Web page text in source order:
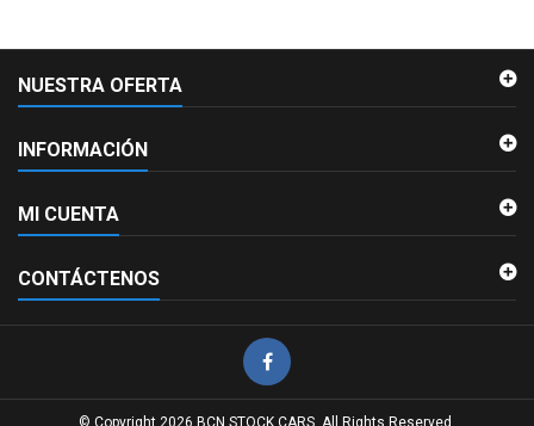
NUESTRA OFERTA
INFORMACIÓN
© Copyright 2026 BCN STOCK CARS. All Rights Reserved.
MI CUENTA
CONTÁCTENOS